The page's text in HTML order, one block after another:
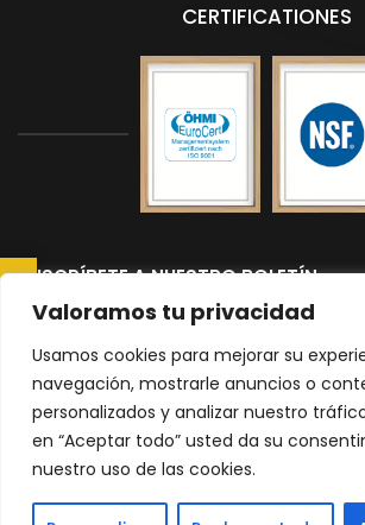
Valoramos tu privacidad
Usamos cookies para mejorar su
navegación, mostrarle anuncios o
personalizados y analizar nuestro
en “Aceptar todo” usted da su
nuestro uso de las cookies.
CERTIFICATIONES
SUSCRÍBETE A NUESTRO BOLETÍN
Suscríbete a nuestro boletín para recibir las
Please
leave
this
Política de Privacidad